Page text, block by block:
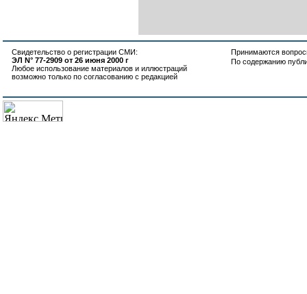
Свидетельство о регистрации СМИ:
ЭЛ N° 77-2909 от 26 июня 2000 г
Любое использование материалов и иллюстраций
возможно только по согласованию с редакцией
Принимаются
По содержанию